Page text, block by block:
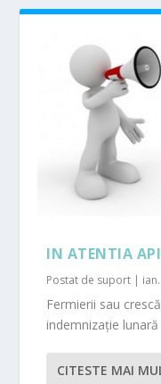
IN ATENTIA
Postat de suport |
Fermierii sau
indemnizație
CITESTE MAI